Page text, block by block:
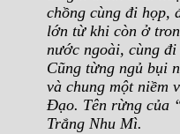
chồng cùng đi họp,
lớn từ khi còn ở
nước ngoài, cùng
Cũng từng ngủ bụi
và chung một niềm
Đạo. Tên rừng của
Trắng Nhu Mì.